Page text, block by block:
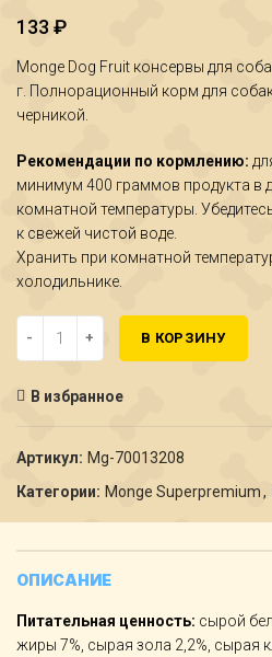
133₽
Monge Dog Fruit консервы для
г. Полнорационный корм для
черникой.
Рекомендации по кормлению:
минимум 400 граммов продукта в
комнатной температуры.
к свежей чистой воде.
Хранить при комнатной
холодильнике.
В КОРЗИНУ
В избранное
Артикул: Мg-70013208
Категории: Monge Superpremium,
ОПИСАНИЕ
Питательная ценность: сырой
жиры 7%, сырая зола 2,2%, сырая